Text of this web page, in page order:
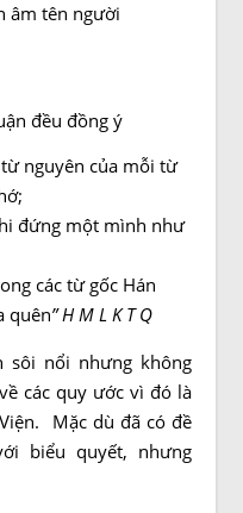
âm tên người
đều đồng ý
nguyên của mỗi từ
đứng một mình như
các từ gốc Hán
quên” H M L K T Q
sôi nổi nhưng không
các quy ước vì đó là
Mặc dù đã có đề
biểu quyết, nhưng